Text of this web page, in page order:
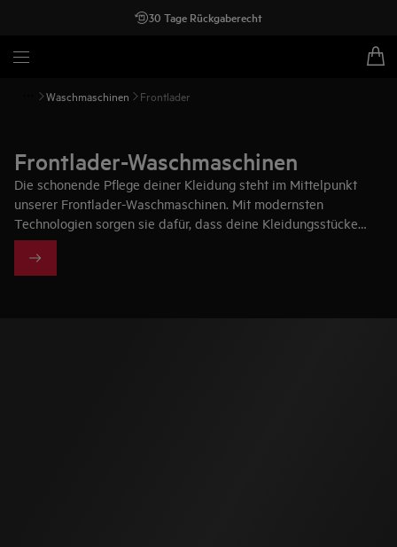
30 Tage Rückgaberecht
Waschmaschinen Frontlader
Frontlader-Waschmaschinen
Die schonende Pflege deiner Kleidung steht im Mittelpunkt
unserer Frontlader-Waschmaschinen. Mit modernsten
Technologien sorgen sie dafür, dass deine Kleidungsstücke
schonend gepflegt werden.